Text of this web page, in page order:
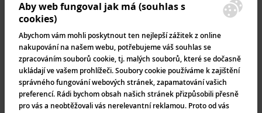
Aby web fungoval jak má (souhlas s
cookies)
Abychom vám mohli poskytnout ten nejlepší zážitek z online
nakupování na našem webu, potřebujeme váš souhlas se
zpracováním souborů cookie, tj. malých souborů, které se dočasně
ukládají ve vašem prohlížeči. Soubory cookie používáme k zajištění
správného fungování webových stránek, zapamatování vašich
preferencí. Rádi bychom obsah našich stránek přizpůsobili přesně
pro vás a neobtěžovali vás nerelevantní reklamou. Proto od vás